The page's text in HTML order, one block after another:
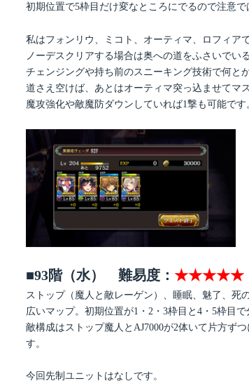
初期位置で5枠目だけ変なところにでるので注意
私はフォンリウ、ミコト、オーティマ、ロフィアで
ノーデスクリアする場合は奥への道をふさいでい
チェンジングや持ち前のスニーキング技術で何と
道さえ空けば、あとはオーティマ突っ込ませてマ
魔攻強化や敵魔防ダウンしていれば1撃も可能で
■93階（水） 難易度： ★★★★★
ストップ（魔人と敵レーゲン）、睡眠、魅了、死
広いマップ。初期位置が1・2・3枠目と4・5枠目で
敵構成はストップ魔人とAJ7000が2体いて片方ず
す。
今回先制ユニットはなしです。